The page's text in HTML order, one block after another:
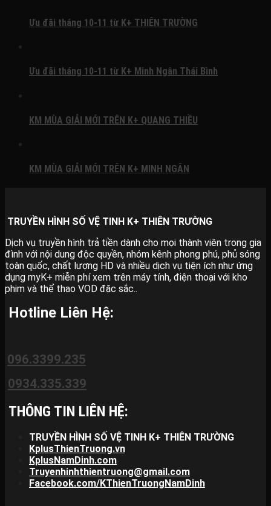
Ưu đãi tháng 10-11 từ K+ THIÊN TRƯỜNG
Ưu đãi tháng 10-11 từ K+ Minh Ngân Thái Bình
KM MÙA GIẢI MỚI TRÊN K+ QUANG THIỀU
KM MÙA GIẢI MỚI TRÊN K+ MINH NGÂN
TRUYỀN HÌNH SỐ VỆ TINH K+ THIÊN TRƯỜNG
Dịch vụ truyền hình trả tiền dành cho mọi thành viên trong gia
đình với nội dung độc quyền, nhóm kênh phong phú, phủ sóng
toàn quốc, chất lượng HD và nhiều dịch vụ tiện ích như ứng
dụng myK+ miễn phí xem trên máy tính, điện thoại với kho
phim và thể thao VOD đặc sắc..
Hotline Liên Hệ:
096.3399.235
0934.335.339
THÔNG TIN LIÊN HỆ:
TRUYỀN HÌNH SỐ VỆ TINH K+ THIÊN TRƯỜNG
KplusThienTruong.vn
KplusNamDinh.com
Truyenhinhthientruong@gmail.com
Facebook.com/KThienTruongNamDinh